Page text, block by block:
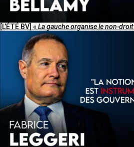
[L’ÉTÉ BV] « La gauche organise le non-droit